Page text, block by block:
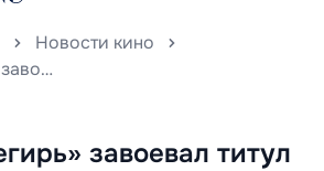
Новости кино
Фильм «Снегирь» завоевал титул лауреата на XXX Международном фестивале «Литература и кино», признанном за свою художественную мощь и оригинальную постановку.
завоевал титул